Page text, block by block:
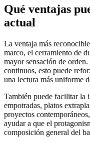
Qué ventajas
actual
La ventaja más
marco, el cerramiento de
mayor sensación de
continuos, esto puede
una lectura más uniforme
También puede facilitar la
empotradas, platos
proyectos
ayudar a que el
composición general del